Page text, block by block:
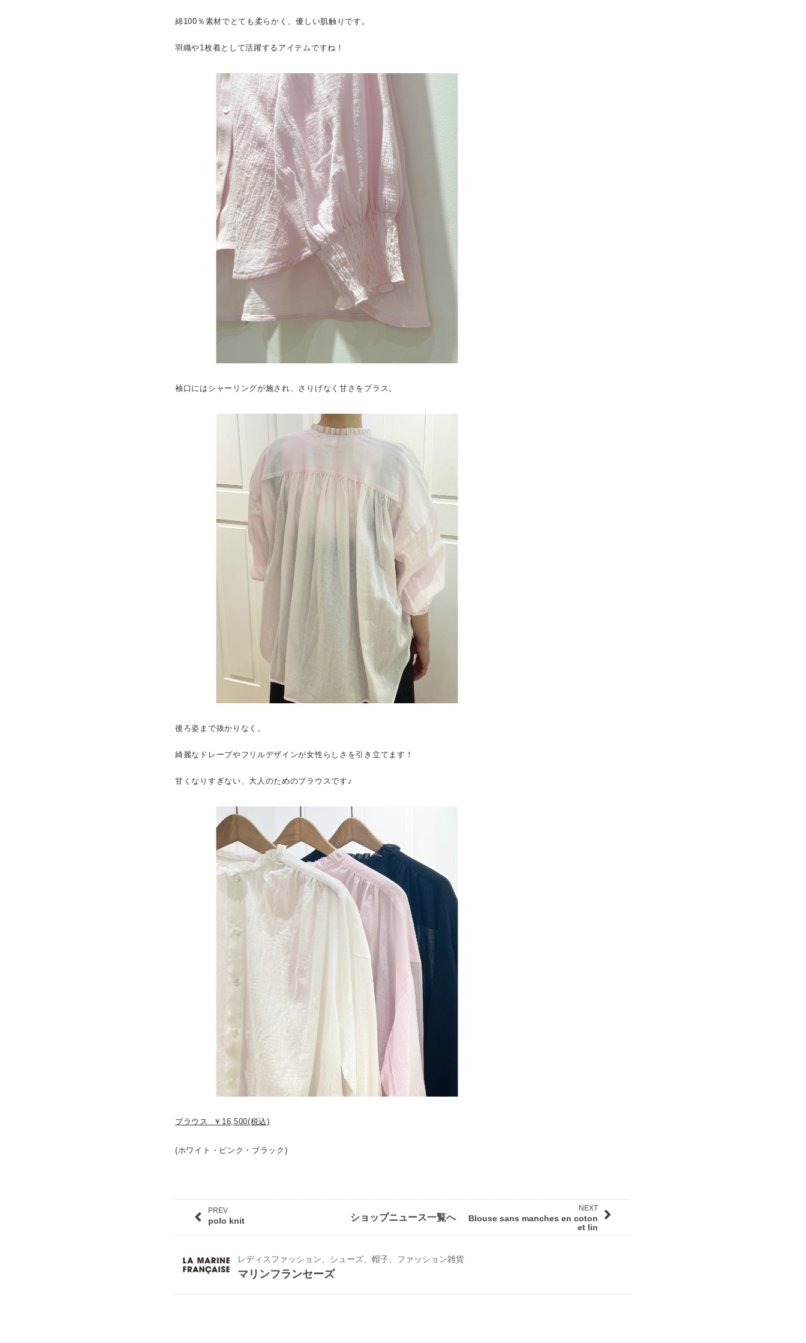
綿100％素材でとても柔らかく、優しい肌触りです。
羽織や1枚着として活躍するアイテムですね！
袖口にはシャーリングが施され、さりげなく甘さをプラス。
後ろ姿まで抜かりなく。
綺麗なドレープやフリルデザインが女性らしさを引き立てます！
甘くなりすぎない、大人のためのブラウスです♪
ブラウス ￥16,500(税込)
(ホワイト・ピンク・ブラック)
PREV
polo knit ショップニュース一覧へ
NEXT
Blouse sans manches en coton
et lin
レディスファッション、シューズ、帽子、ファッション雑貨
マリンフランセーズ